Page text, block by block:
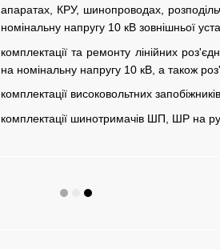
апаратах, КРУ, шинопроводах,
номінальну напругу 10 кВ зовнішньої
комплектації та ремонту лінійних
на номінальну напругу 10 кВ, а також
комплектації високовольтних
комплектації шинотримачів ШП, ШР на